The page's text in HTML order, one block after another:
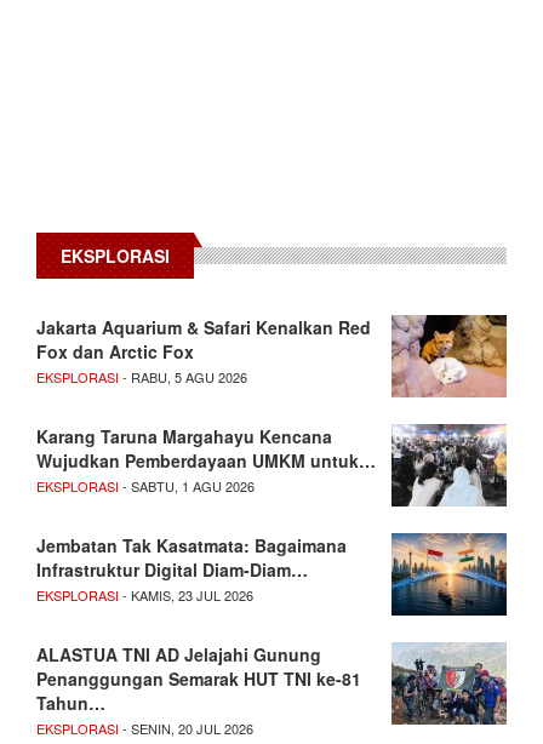
EKSPLORASI
Jakarta Aquarium & Safari Kenalkan Red
Fox dan Arctic Fox
EKSPLORASI- RABU, 5 AGU 2026
Karang Taruna Margahayu Kencana
Wujudkan Pemberdayaan UMKM untuk…
EKSPLORASI- SABTU, 1 AGU 2026
Jembatan Tak Kasatmata: Bagaimana
Infrastruktur Digital Diam-Diam…
EKSPLORASI- KAMIS, 23 JUL 2026
ALASTUA TNI AD Jelajahi Gunung
Penanggungan Semarak HUT TNI ke-81
Tahun…
EKSPLORASI- SENIN, 20 JUL 2026